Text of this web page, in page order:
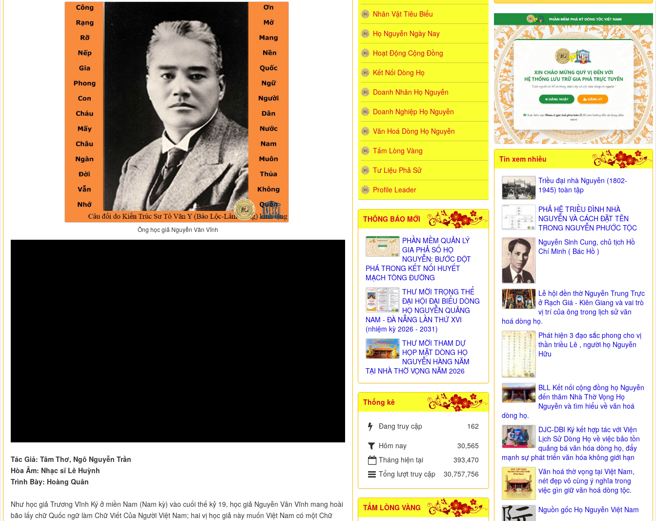
Ông học giả Nguyễn Văn Vĩnh
Tác Giả: Tâm Thơ, Ngô Nguyễn Trần
Hòa Âm: Nhạc sĩ Lê Huỳnh
Trình Bày: Hoàng Quân
Như học giả Trương Vĩnh Ký ở miền Nam (Nam kỳ) vào cuối thế kỷ 19, học giả Nguyễn Văn Vĩnh mang hoài
bão lấy chữ Quốc ngữ làm Chữ Viết Của Người Việt Nam; hai vị học giả này muốn Việt Nam có một Chữ
Tin xem nhiều
Triều đại nhà Nguyễn (1802-
1945) toàn tập
PHẢ HỆ TRIỀU ĐÌNH NHÀ
NGUYỄN VÀ CÁCH ĐẶT TÊN
TRONG NGUYỄN PHƯỚC TỘC
Nguyễn Sinh Cung, chủ tịch Hồ
Chí Minh ( Bác Hồ )
Lễ hội đền thờ Nguyễn Trung Trực
ở Rạch Giá - Kiên Giang và vai trò
vị trí của ông trong lịch sử văn
hoá dòng họ.
Phát hiện 3 đạo sắc phong cho vị
thần triều Lê , người họ Nguyễn
Hữu
BLL Kết nối cộng đồng họ Nguyễn
đến thăm Nhà Thờ Vọng Họ
Nguyễn và tìm hiểu về văn hoá
dòng họ.
DJC-DBI Ký kết hợp tác với Viện
Lịch Sử Dòng Họ về việc bảo tồn
quảng bá văn hóa dòng họ, đẩy
mạnh sự phát triển văn hóa không giới hạn
Văn hoá thờ vọng tại Việt Nam,
nét đẹp vô cùng ý nghĩa trong
việc gìn giữ văn hoá dòng tộc.
Nguồn gốc Họ Nguyễn Việt Nam
Nhân Vật Tiêu Biểu
Họ Nguyễn Ngày Nay
Hoạt Động Cộng Đồng
Kết Nối Dòng Họ
Doanh Nhân Họ Nguyễn
Doanh Nghiệp Họ Nguyễn
Văn Hoá Dòng Họ Nguyễn
Tấm Lòng Vàng
Tư Liệu Phả Sử
Profile Leader
THÔNG BÁO MỚI
PHẦN MỀM QUẢN LÝ
GIA PHẢ SỐ HỌ
NGUYỄN: BƯỚC ĐỘT
PHÁ TRONG KẾT NỐI HUYẾT
MẠCH TÔNG ĐƯỜNG
THƯ MỜI TRỌNG THỂ
ĐẠI HỘI ĐẠI BIỂU DÒNG
HỌ NGUYỄN QUẢNG
NAM - ĐÀ NẴNG LẦN THỨ XVI
(nhiệm kỳ 2026 - 2031)
THƯ MỜI THAM DỰ
HỌP MẶT DÒNG HỌ
NGUYỄN HÀNG NĂM
TẠI NHÀ THỜ VỌNG NĂM 2026
Thống kê
Đang truy cập
162
Hôm nay
30,565
Tháng hiện tại
393,470
Tổng lượt truy cập
30,757,756
TẤM LÒNG VÀNG